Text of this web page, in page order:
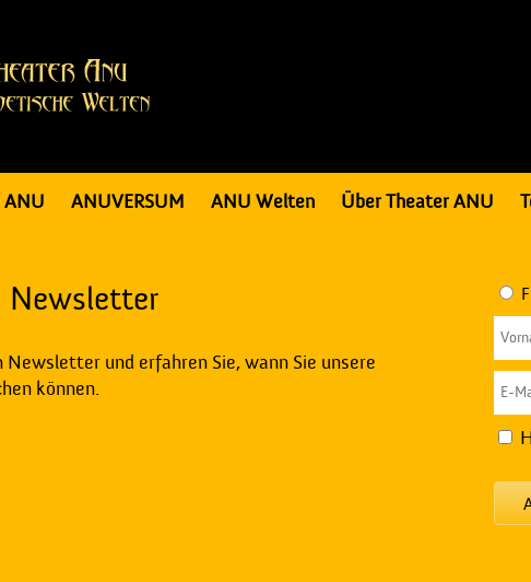
ANU ANUVERSUM ANU Welten Über Theater ANU
Newsletter
Newsletter und erfahren Sie, wann Sie unsere
können.